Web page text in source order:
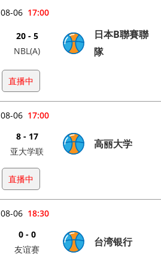
17:00
08-06
20 - 5
NBL(A)
日本B聯賽聯
隊
直播中
17:00
08-06
8 - 17
亚大学联
高丽大学
直播中
18:30
08-06
0 - 0
友谊赛
台湾银行